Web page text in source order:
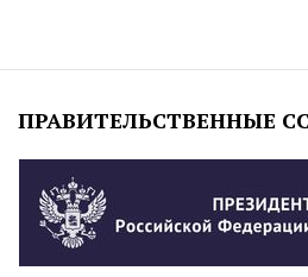
ПРАВИТЕЛЬСТВЕННЫЕ